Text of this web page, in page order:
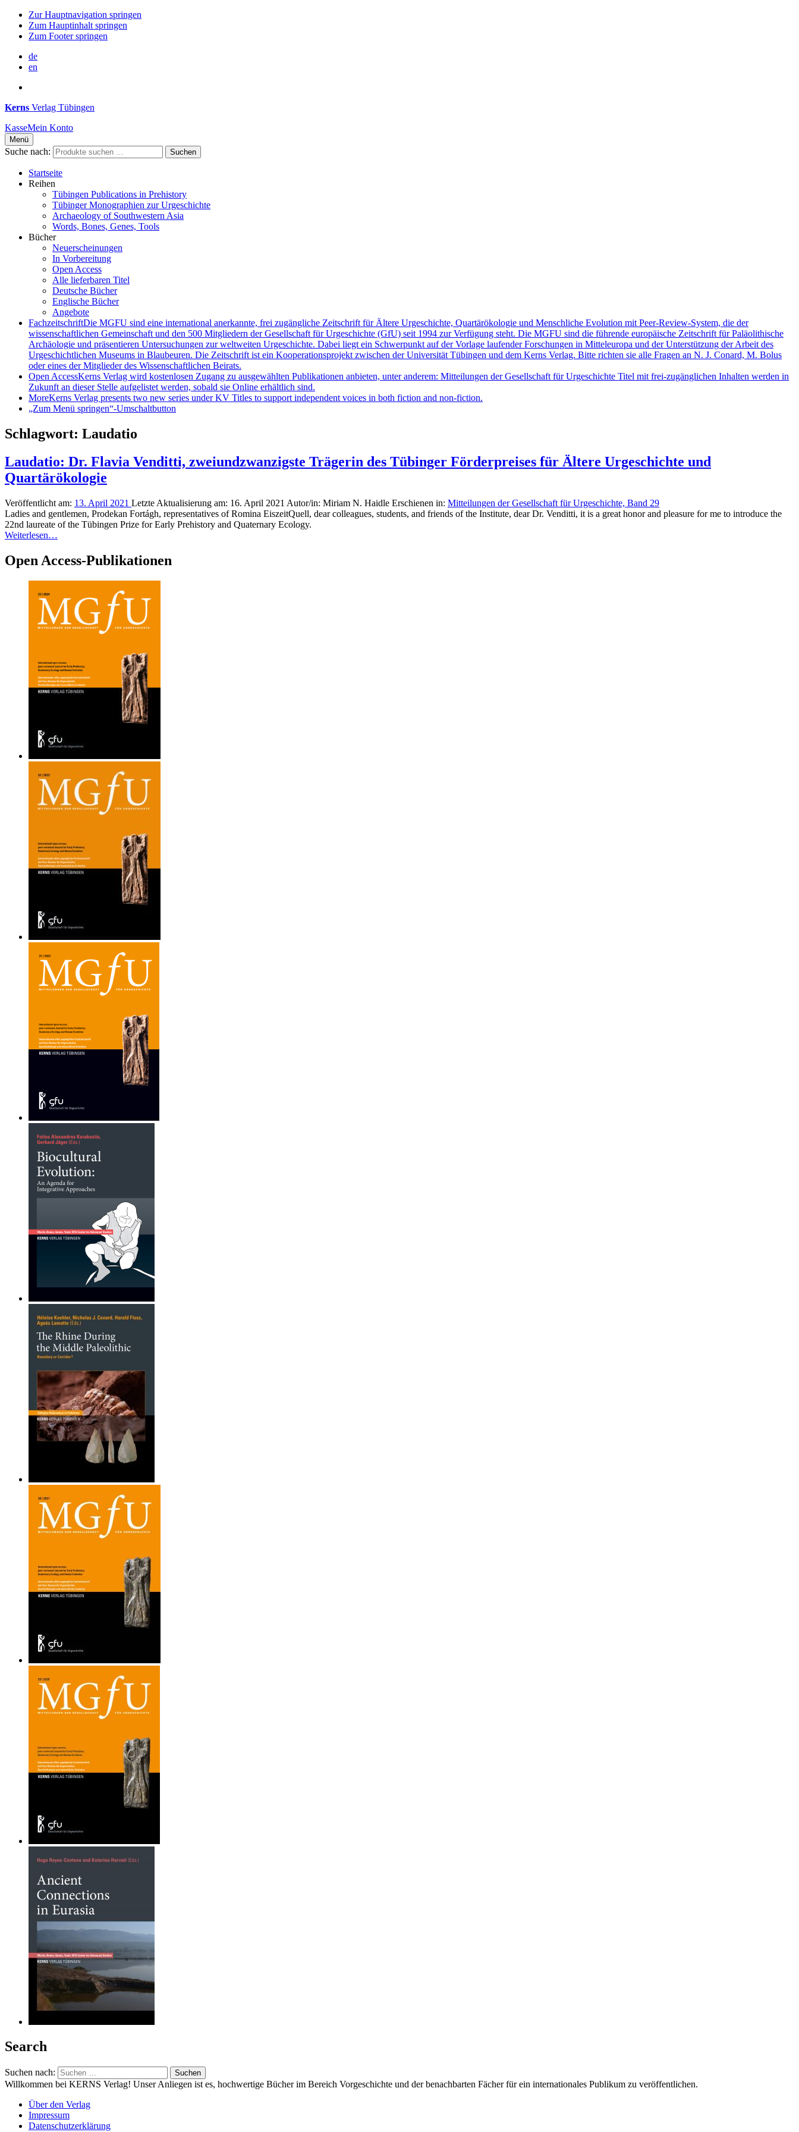
Zur Hauptnavigation springen
Zum Hauptinhalt springen
Zum Footer springen
de
en
Kerns Verlag Tübingen
KasseMein Konto
Menü
Suche nach: Suchen
Startseite
Reihen
Tübingen Publications in Prehistory
Tübinger Monographien zur Urgeschichte
Archaeology of Southwestern Asia
Words, Bones, Genes, Tools
Bücher
Neuerscheinungen
In Vorbereitung
Open Access
Alle lieferbaren Titel
Deutsche Bücher
Englische Bücher
Angebote
FachzeitschriftDie MGFU sind eine international anerkannte, frei zugängliche Zeitschrift für Ältere Urgeschichte, Quartärökologie und Menschliche Evolution mit Peer-Review-System, die der
wissenschaftlichen Gemeinschaft und den 500 Mitgliedern der Gesellschaft für Urgeschichte (GfU) seit 1994 zur Verfügung steht. Die MGFU sind die führende europäische Zeitschrift für Paläolithische
Archäologie und präsentieren Untersuchungen zur weltweiten Urgeschichte. Dabei liegt ein Schwerpunkt auf der Vorlage laufender Forschungen in Mitteleuropa und der Unterstützung der Arbeit des
Urgeschichtlichen Museums in Blaubeuren. Die Zeitschrift ist ein Kooperationsprojekt zwischen der Universität Tübingen und dem Kerns Verlag. Bitte richten sie alle Fragen an N. J. Conard, M. Bolus
oder eines der Mitglieder des Wissenschaftlichen Beirats.
Open AccessKerns Verlag wird kostenlosen Zugang zu ausgewählten Publikationen anbieten, unter anderem: Mitteilungen der Gesellschaft für Urgeschichte Titel mit frei-zugänglichen Inhalten werden in
Zukunft an dieser Stelle aufgelistet werden, sobald sie Online erhältlich sind.
MoreKerns Verlag presents two new series under KV Titles to support independent voices in both fiction and non-fiction.
„Zum Menü springen“-Umschaltbutton
Schlagwort: Laudatio
Laudatio: Dr. Flavia Venditti, zweiundzwanzigste Trägerin des Tübinger Förderpreises für Ältere Urgeschichte und
Quartärökologie
Veröffentlicht am: 13. April 2021 Letzte Aktualisierung am: 16. April 2021 Autor/in: Miriam N. Haidle Erschienen in: Mitteilungen der Gesellschaft für Urgeschichte, Band 29
Ladies and gentlemen, Prodekan Fortágh, representatives of Romina EiszeitQuell, dear colleagues, students, and friends of the Institute, dear Dr. Venditti, it is a great honor and pleasure for me to introduce the
22nd laureate of the Tübingen Prize for Early Prehistory and Quaternary Ecology.
Weiterlesen…
Open Access-Publikationen
Search
Suchen nach:
Willkommen bei KERNS Verlag! Unser Anliegen ist es, hochwertige Bücher im Bereich Vorgeschichte und der benachbarten Fächer für ein internationales Publikum zu veröffentlichen.
Über den Verlag
Impressum
Datenschutzerklärung